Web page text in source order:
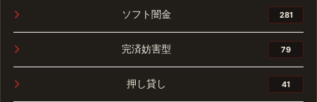
ソフト闇金 281
完済妨害型 79
押し貸し 41